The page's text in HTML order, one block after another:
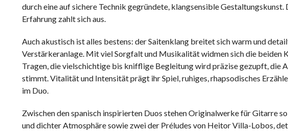
durch eine auf sichere Technik gegründete, klangsensible
Erfahrung zahlt sich aus.
Auch akustisch ist alles bestens: der Saitenklang breitet sich warm und
Verstärkeranlage. Mit viel Sorgfalt und Musikalität widmen sich die beiden
Tragen, die vielschichtige bis knifflige Begleitung wird präzise gezupft, die
stimmt. Vitalität und Intensität prägt ihr Spiel, ruhiges, rhapsodisches
im Duo.
Zwischen den spanisch inspirierten Duos stehen Originalwerke für Gitarre
und dichter Atmosphäre sowie zwei der Préludes von Heitor Villa-Lobos,